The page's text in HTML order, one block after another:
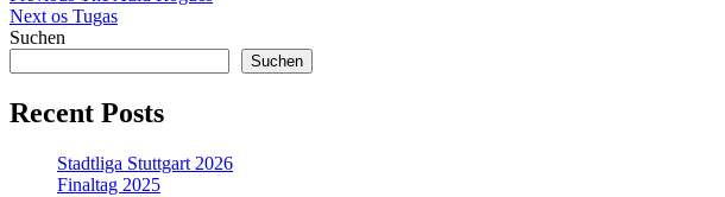
post:
Next Next
post:
os Tugas
Suchen
Suchen
Recent Posts
Stadtliga Stuttgart 2026
Finaltag 2025